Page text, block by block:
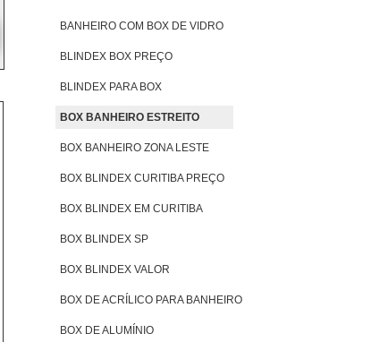
BANHEIRO COM BOX DE VIDRO
BLINDEX BOX PREÇO
BLINDEX PARA BOX
BOX BANHEIRO ESTREITO
BOX BANHEIRO ZONA LESTE
BOX BLINDEX CURITIBA PREÇO
BOX BLINDEX EM CURITIBA
BOX BLINDEX SP
BOX BLINDEX VALOR
BOX DE ACRÍLICO PARA BANHEIRO
BOX DE ALUMÍNIO